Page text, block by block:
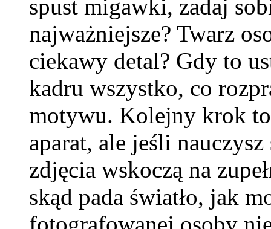
spust migawki, zadaj
najważniejsze? Twarz
ciekawy detal? Gdy to
kadru wszystko, co
motywu. Kolejny krok to
aparat, ale jeśli
zdjęcia wskoczą na
skąd pada światło, jak